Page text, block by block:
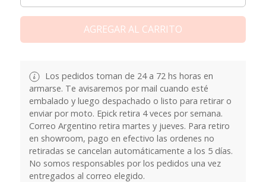
AGREGAR AL CARRITO
Los pedidos toman de 24 a 72 hs horas en
armarse. Te avisaremos por mail cuando esté
embalado y luego despachado o listo para retirar o
enviar por moto. Epick retira 4 veces por semana.
Correo Argentino retira martes y jueves. Para retiro
en showroom, pago en efectivo las ordenes no
retiradas se cancelan automáticamente a los 5 días.
No somos responsables por los pedidos una vez
entregados al correo elegido.